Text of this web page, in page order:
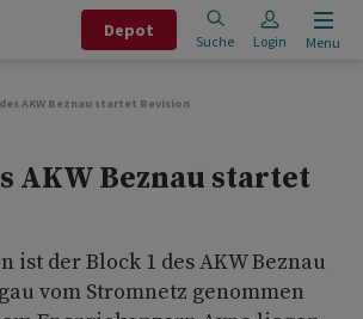
Depot
Suche Login Menu
AKW Beznau startet Revision
AKW Beznau startet
ist der Block 1 des AKW Beznau
vom Stromnetz genommen